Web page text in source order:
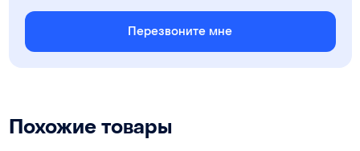
Перезвоните мне
Похожие товары